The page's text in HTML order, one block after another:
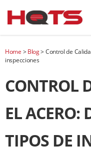
Home >Blog>Control de
inspecciones
CONTROL
EL ACERO:
TIPOS DE